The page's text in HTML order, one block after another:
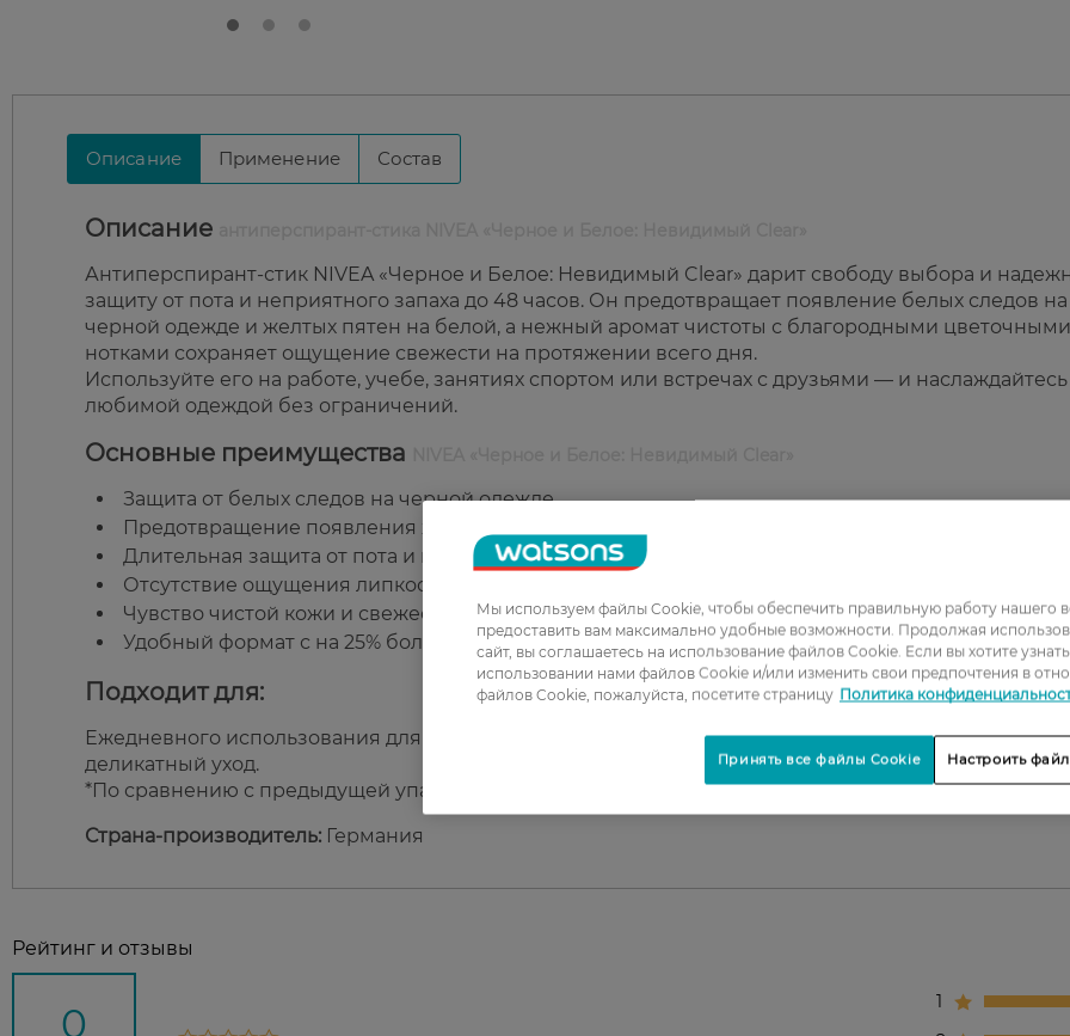
Описание Применение Состав
Описание
Антиперспирант-стик NIVEA «Черное и Белое: Невидимый Clear» дарит свободу выбора и
защиту от пота и неприятного запаха до 48 часов. Он предотвращает появление белых следов на
черной одежде и желтых пятен на белой, а нежный аромат чистоты с благородными цветочными
нотками сохраняет ощущение свежести на протяжении всего дня.
Используйте его на работе, учебе, занятиях спортом или встречах с друзьями — и наслаждайтесь
любимой одеждой без ограничений.
Основные преимущества
Защита от белых следов на черной одежде.
Предотвращение появления желтых пятен на белой одежде.
Длительная защита от пота и неприятного запаха.
Отсутствие ощущения липкости после нанесения.
Чувство чистой кожи и свежести в течение дня.
Удобный формат с на 25% большим объемом*.
Подходит для:
Ежедневного использования для всех типов кожи. Нежный к коже, не раздражает, обеспечивает
деликатный уход.
*По сравнению с предыдущей упаковкой антиперспиранта-стика NIVEA.
Страна-производитель: Германия
Рейтинг и отзывы
0 1
Мы используем файлы Cookie, чтобы обеспечить правильную работу нашего
предоставить вам максимально удобные возможности. Продолжая
сайт, вы соглашаетесь на использование файлов Cookie. Если вы хотите
использовании нами файлов Cookie и/или изменить свои предпочтения в
файлов Cookie, пожалуйста, посетите страницу Политика
Настроить
Принять все файлы Cookie